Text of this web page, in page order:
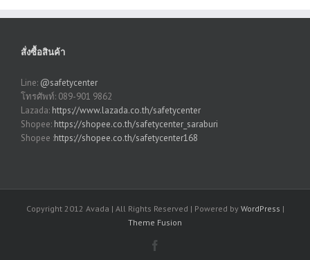
สั่งซื้อสินค้า
Line: @safetycenter
โทรศัพท์: 089-901 9862
Lazada: https://www.lazada.co.th/safetycenter
Shopee: https://shopee.co.th/safetycenter_saraburi
Shopee :https://shopee.co.th/safetycenter168
Copyright 2012 Avada | All Rights Reserved | Powered by WordPress |
Theme Fusion